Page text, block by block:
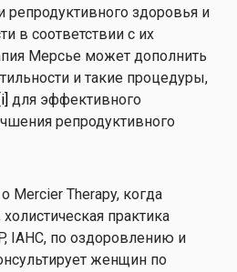
здоровья и
в соответствии с их
Мерсье может дополнить
и такие процедуры,
[i] для эффективного
репродуктивного
Mercier Therapy, когда
холистическая практика
IAHC, по оздоровлению и
женщин по